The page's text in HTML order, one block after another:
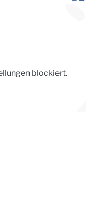
blockiert.